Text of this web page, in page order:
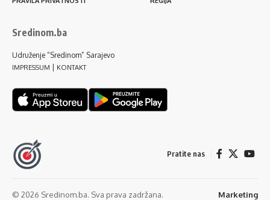
Sredinom.ba
Udruženje “Sredinom” Sarajevo
IMPRESSUM | KONTAKT
Pratite nas
© 2026 Sredinom.ba. Sva prava zadržana. Marketing